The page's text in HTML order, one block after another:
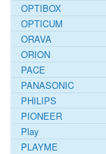
OPTIBOX
OPTICUM
ORAVA
ORION
PACE
PANASONIC
PHILIPS
PIONEER
Play
PLAYME